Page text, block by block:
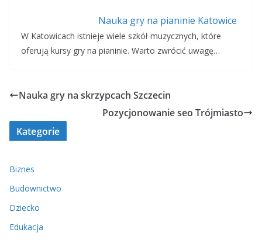
Nauka gry na pianinie Katowice
W Katowicach istnieje wiele szkół muzycznych, które
oferują kursy gry na pianinie. Warto zwrócić uwagę…
Nauka gry na skrzypcach Szczecin
Pozycjonowanie seo Trójmiasto
Kategorie
Biznes
Budownictwo
Dziecko
Edukacja